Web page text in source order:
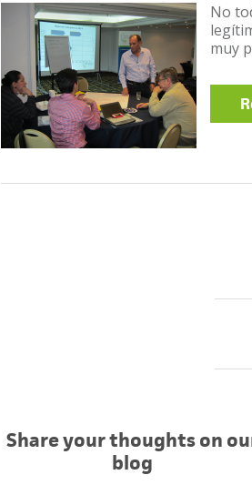
No
muy
Share your thoughts on
blog